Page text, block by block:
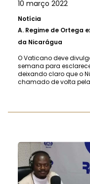
10 março 2022
Notícia
A. Regime de Ortega
da Nicarágua
O Vaticano deve
semana para
deixando claro que o
chamado de volta